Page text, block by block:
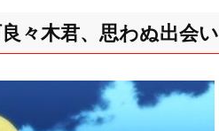
々木君、思わぬ出会い